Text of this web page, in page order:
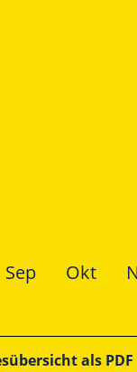
Sep Okt
als PDF